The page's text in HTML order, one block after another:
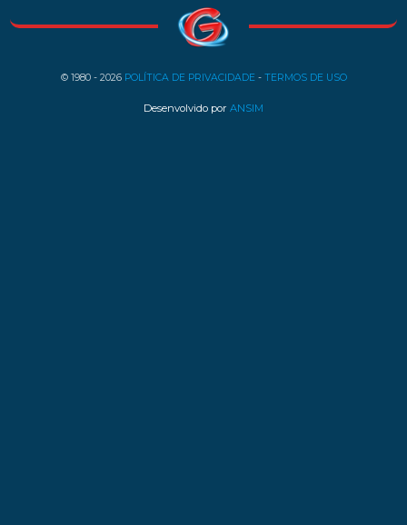
© 1980 - 2026 POLÍTICA DE PRIVACIDADE- TERMOS DE USO
Desenvolvido por ANSIM